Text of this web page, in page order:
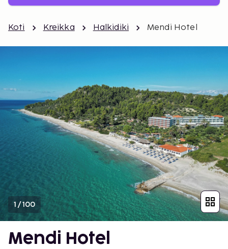
Koti Kreikka Halkidiki Mendi Hotel
1 /100
Mendi Hotel